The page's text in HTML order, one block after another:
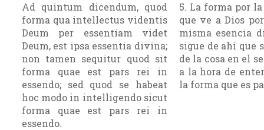
Ad quintum dicendum, quod
forma qua intellectus videntis
Deum per essentiam videt
Deum, est ipsa essentia divina;
non tamen sequitur quod sit
forma quae est pars rei in
essendo; sed quod se habeat
hoc modo in intelligendo sicut
forma quae est pars rei in
essendo.
5. La forma por
que ve a Dios
misma esencia
sigue de ahí que
de la cosa en el
a la hora de
la forma que es